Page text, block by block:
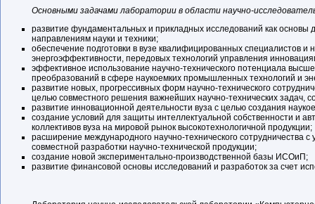
Основными задачами лаборатории в области научно-
развитие фундаментальных и прикладных исследований как
направлениям науки и техники;
обеспечение подготовки в вузе квалифицированных специалистов
энергоэффективности, передовых технологий управления
эффективное использование научно-технического потенциала
преобразований в сфере наукоемких промышленных технологий и
развитие новых, прогрессивных форм научно-технического
целью совместного решения важнейших научно-технических задач,
развитие инновационной деятельности вуза с целью создания
создание условий для защиты интеллектуальной собственности и
коллективов вуза на мировой рынок высокотехнологичной продукции;
расширение международного научно-технического
совместной разработки научно-технической продукции;
создание новой экспериментально-производственной базы ИСОиП;
развитие финансовой основы исследований и разработок за счет